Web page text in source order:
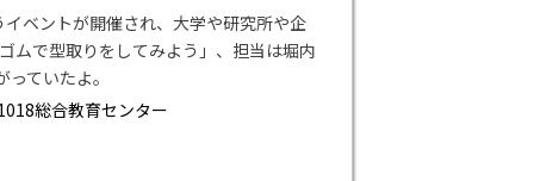
ベントが開催され、大学や研究所や企
ムで型取りをしてみよう」、担当は堀内
ていたよ。